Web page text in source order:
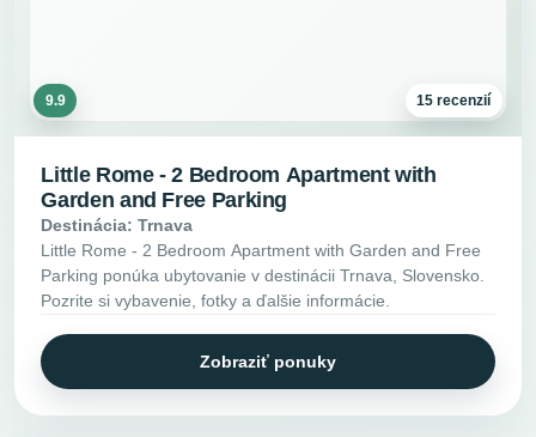
9.9 15 recenzií
Little Rome - 2 Bedroom Apartment with
Garden and Free Parking
Destinácia: Trnava
Little Rome - 2 Bedroom Apartment with Garden and Free
Parking ponúka ubytovanie v destinácii Trnava, Slovensko.
Pozrite si vybavenie, fotky a ďalšie informácie.
Zobraziť ponuky